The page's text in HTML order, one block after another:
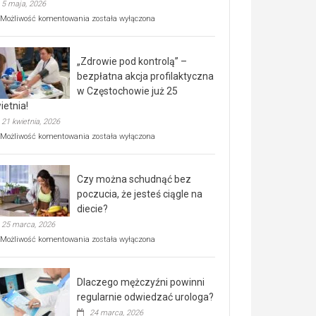
5 maja, 2026
Możliwość komentowania Rusza
rehabilitacji
dla
seniorów!
została wyłączona
„Zdrowie pod kontrolą” –
bezpłatna akcja profilaktyczna
w Częstochowie już 25
21 kwietnia, 2026
Możliwość komentowania „Zdrowie
bezpłatna
akcja
profilaktyczna
w
już
kwietnia!
została wyłączona
Czy można schudnąć bez
poczucia, że jesteś ciągle na
diecie?
25 marca, 2026
Możliwość komentowania Czy
poczucia,
że
została wyłączona
Dlaczego mężczyźni powinni
regularnie odwiedzać urologa?
24 marca, 2026